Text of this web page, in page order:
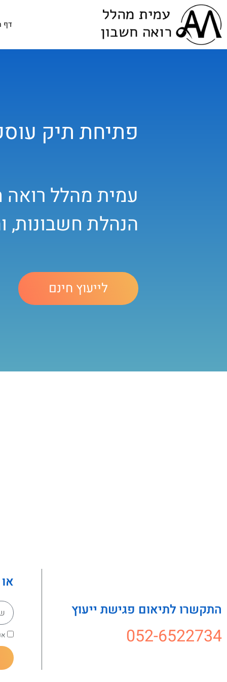
דף
פתיחת תיק
עמית מהלל רואה
הנהלת חשבונות,
לייעוץ חינם
התקשרו לתיאום פגישת ייעוץ
052-6522734